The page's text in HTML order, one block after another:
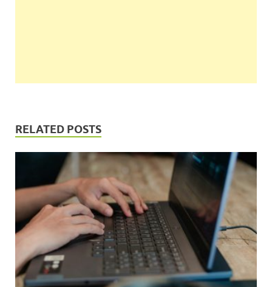
RELATED POSTS